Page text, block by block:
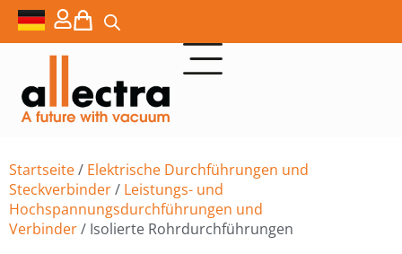
Startseite/ Elektrische Durchführungen und
Steckverbinder/ Leistungs- und
Hochspannungsdurchführungen und
Verbinder/ Isolierte Rohrdurchführungen